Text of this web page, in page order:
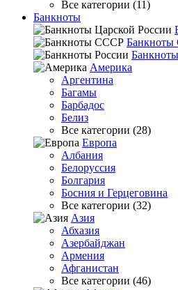
Все категории (11)
Банкноты
Америка
Аргентина
Багамы
Барбадос
Белиз
Все категории (28)
Европа
Албания
Белоруссия
Болгария
Босния и Герцеговина
Все категории (32)
Азия
Абхазия
Азербайджан
Армения
Афганистан
Все категории (46)